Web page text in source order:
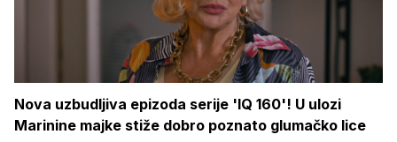
Nova uzbudljiva epizoda serije 'IQ 160'! U ulozi
Marinine majke stiže dobro poznato glumačko lice